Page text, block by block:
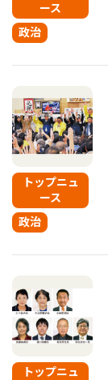
ース
政治
トップニュ
ース
政治
トップニュ